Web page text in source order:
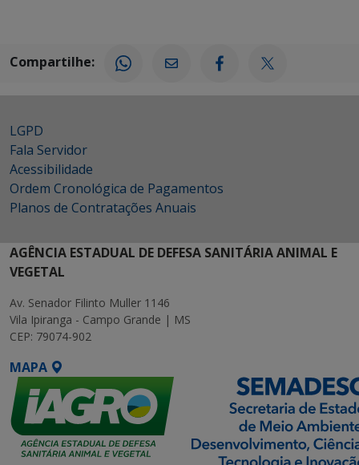
Compartilhe:
LGPD
Fala Servidor
Acessibilidade
Ordem Cronológica de Pagamentos
Planos de Contratações Anuais
AGÊNCIA ESTADUAL DE DEFESA SANITÁRIA ANIMAL E
VEGETAL
Av. Senador Filinto Muller 1146
Vila Ipiranga - Campo Grande | MS
CEP: 79074-902
MAPA